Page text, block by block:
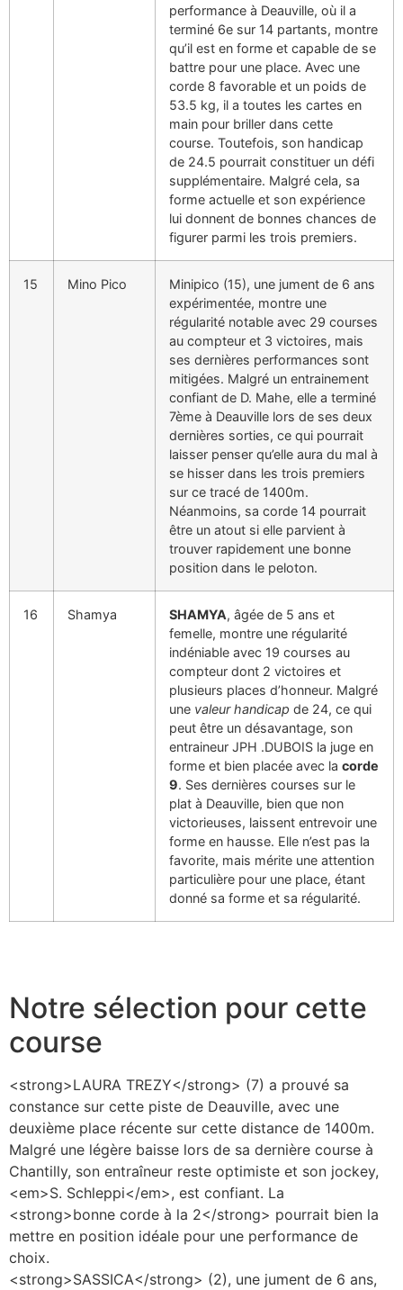
performance à Deauville, où il a
terminé 6e sur 14 partants, montre
qu’il est en forme et capable de se
battre pour une place. Avec une
corde 8 favorable et un poids de
53.5 kg, il a toutes les cartes en
main pour briller dans cette
course. Toutefois, son handicap
de 24.5 pourrait constituer un défi
supplémentaire. Malgré cela, sa
forme actuelle et son expérience
lui donnent de bonnes chances de
figurer parmi les trois premiers.
15 Mino Pico
Minipico (15), une jument de 6 ans
expérimentée, montre une
régularité notable avec 29 courses
au compteur et 3 victoires, mais
ses dernières performances sont
mitigées. Malgré un entrainement
confiant de D. Mahe, elle a terminé
7ème à Deauville lors de ses deux
dernières sorties, ce qui pourrait
laisser penser qu’elle aura du mal à
se hisser dans les trois premiers
sur ce tracé de 1400m.
Néanmoins, sa corde 14 pourrait
être un atout si elle parvient à
trouver rapidement une bonne
position dans le peloton.
16 Shamya SHAMYA, âgée de 5 ans et
femelle, montre une régularité
indéniable avec 19 courses au
compteur dont 2 victoires et
plusieurs places d’honneur. Malgré
une valeur handicap de 24, ce qui
peut être un désavantage, son
entraineur JPH .DUBOIS la juge en
forme et bien placée avec la corde
9. Ses dernières courses sur le
plat à Deauville, bien que non
victorieuses, laissent entrevoir une
forme en hausse. Elle n’est pas la
favorite, mais mérite une attention
particulière pour une place, étant
donné sa forme et sa régularité.
Notre sélection pour cette
course
<strong>LAURA TREZY</strong> (7) a prouvé sa
constance sur cette piste de Deauville, avec une
deuxième place récente sur cette distance de 1400m.
Malgré une légère baisse lors de sa dernière course à
Chantilly, son entraîneur reste optimiste et son jockey,
<em>S. Schleppi</em>, est confiant. La
<strong>bonne corde à la 2</strong> pourrait bien la
mettre en position idéale pour une performance de
choix.
<strong>SASSICA</strong> (2), une jument de 6 ans,